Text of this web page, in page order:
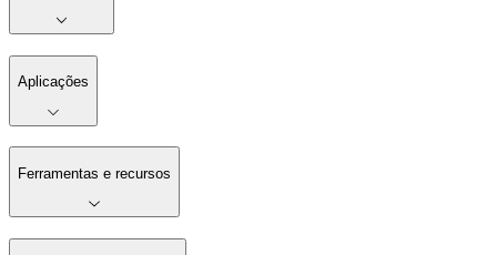
Aplicações
Ferramentas e recursos